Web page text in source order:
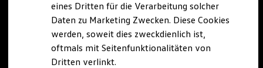
Räder und Reifen
Pannen- und Unfallhilfe
Economy Service
Volkswagen Teile
Zubehör
Modellspezifisches Zubehör
eines Dritten für die Verarbeitung solcher
Daten zu Marketing Zwecken. Diese Cookies
werden, soweit dies zweckdienlich ist,
oftmals mit Seitenfunktionalitäten von
Dritten verlinkt.